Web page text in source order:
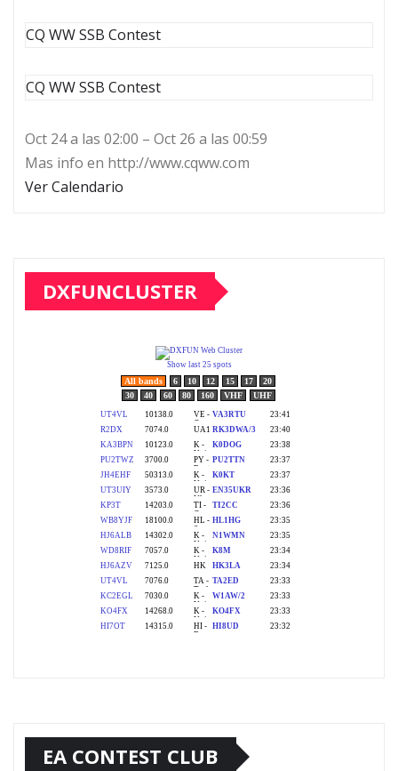
CQ WW SSB Contest
CQ WW SSB Contest
Oct 24 a las 02:00 – Oct 26 a las 00:59
Mas info en http://www.cqww.com
Ver Calendario
DXFUNCLUSTER
EA CONTEST CLUB